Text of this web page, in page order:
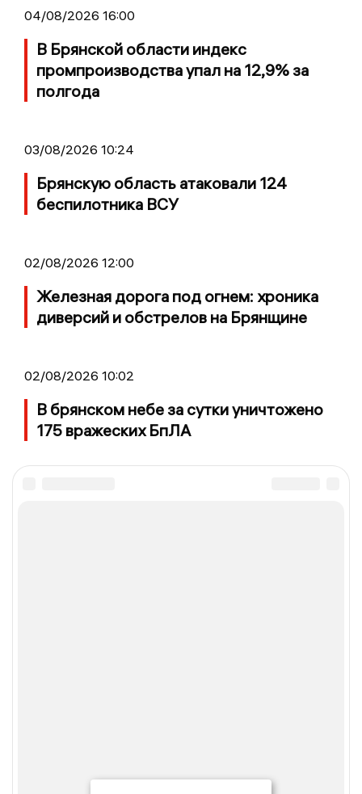
04/08/2026 16:00
В Брянской области индекс
промпроизводства упал на 12,9% за
полгода
03/08/2026 10:24
Брянскую область атаковали 124
беспилотника ВСУ
02/08/2026 12:00
Железная дорога под огнем: хроника
диверсий и обстрелов на Брянщине
02/08/2026 10:02
В брянском небе за сутки уничтожено
175 вражеских БпЛА